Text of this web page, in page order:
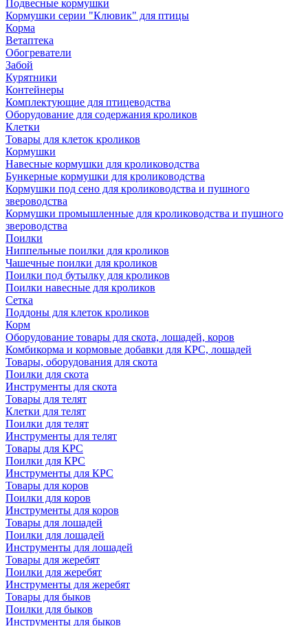
Подвесные кормушки
Кормушки серии "Клювик" для птицы
Корма
Ветаптека
Обогреватели
Забой
Курятники
Контейнеры
Комплектующие для птицеводства
Оборудование для содержания кроликов
Клетки
Товары для клеток кроликов
Кормушки
Навесные кормушки для кролиководства
Бункерные кормушки для кролиководства
Кормушки под сено для кролиководства и пушного
звероводства
Кормушки промышленные для кролиководства и пушного
звероводства
Поилки
Ниппельные поилки для кроликов
Чашечные поилки для кроликов
Поилки под бутылку для кроликов
Поилки навесные для кроликов
Сетка
Поддоны для клеток кроликов
Корм
Оборудование товары для скота, лошадей, коров
Комбикорма и кормовые добавки для КРС, лошадей
Товары, оборудования для скота
Поилки для скота
Инструменты для скота
Товары для телят
Клетки для телят
Поилки для телят
Инструменты для телят
Товары для КРС
Поилки для КРС
Инструменты для КРС
Товары для коров
Поилки для коров
Инструменты для коров
Товары для лошадей
Поилки для лошадей
Инструменты для лошадей
Товары для жеребят
Поилки для жеребят
Инструменты для жеребят
Товары для быков
Поилки для быков
Инструменты для быков